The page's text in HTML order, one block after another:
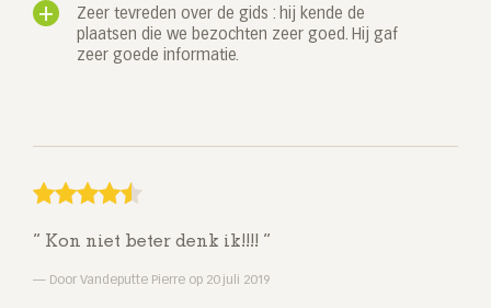
Zeer tevreden over de gids : hij kende de
plaatsen die we bezochten zeer goed. Hij gaf
zeer goede informatie.
Kon niet beter denk ik!!!!
Door Vandeputte Pierre op 20 juli 2019